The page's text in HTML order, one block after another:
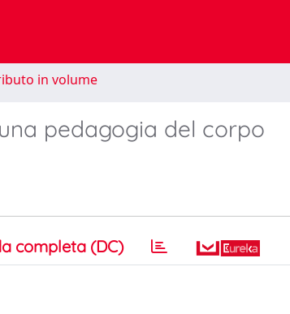
in volume
pedagogia del corpo
completa (DC)